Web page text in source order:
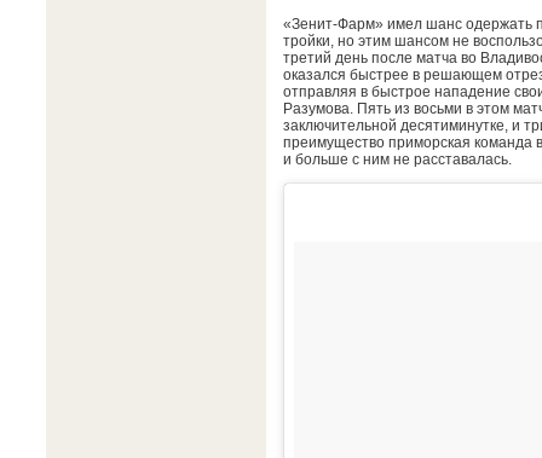
«Зенит-Фарм» имел шанс одержать
тройки, но этим шансом не
третий день после матча во
оказался быстрее в решающем
отправляя в быстрое нападение
Разумова. Пять из восьми в этом
заключительной десятиминутке, и
преимущество приморская команда
и больше с ним не расставалась.